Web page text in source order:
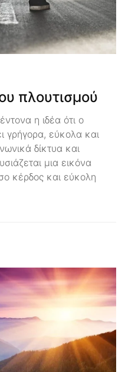
πλουτισμού
η ιδέα ότι ο
γρήγορα, εύκολα και
δίκτυα και
μια εικόνα
κέρδος και εύκολη